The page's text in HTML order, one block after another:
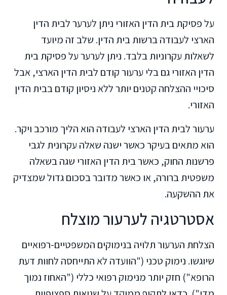
על פסיקת בית הדין האזורי ניתן לערער לבית הדין
הארצי לעבודה ברשות בית הדין. שלב זה מיועד
לשאלות עקרוניות בלבד. ניתן לערער על פסיקת בית
הדין האזורי גם בלי ערעור קודם לבית הדין הארצי, אבל
סיכויי ההצלחה קטנים יותר ללא ניסיון קודם בבית הדין
האזורי.
ערעור לבית הדין הארצי לעבודה הוא הליך מורכב ויקר.
הוא מתאים בעיקר כאשר ישנה שאלה עקרונית לגבי
פרשנות החוק, כאשר בית הדין האזורי שגה בשאלה
משפטית ברורה, או כאשר מדובר בסכום גדול שמצדיק
את ההשקעה.
אסטרטגיה לערעור מוצלח
הצלחת הערעור תלויה בנימוקים המשפטיים-רפואיים
שיוגשו. נימוק טכני ("הוועדה לא התייחסה לחוות דעת
הרופא") חזק יותר מנימוק רפואי כללי ("האחוז נמוך